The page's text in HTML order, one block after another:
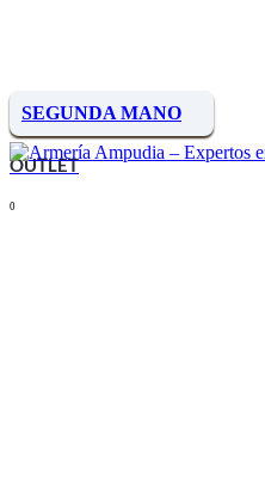
SEGUNDA MANO
OUTLET
0